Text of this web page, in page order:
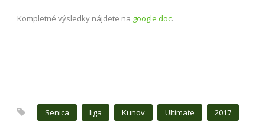
Kompletné výsledky nájdete na google doc.
Senica liga Kunov Ultimate 2017